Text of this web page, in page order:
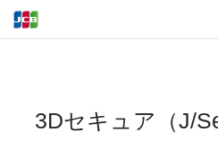
3Dセキュア（J/